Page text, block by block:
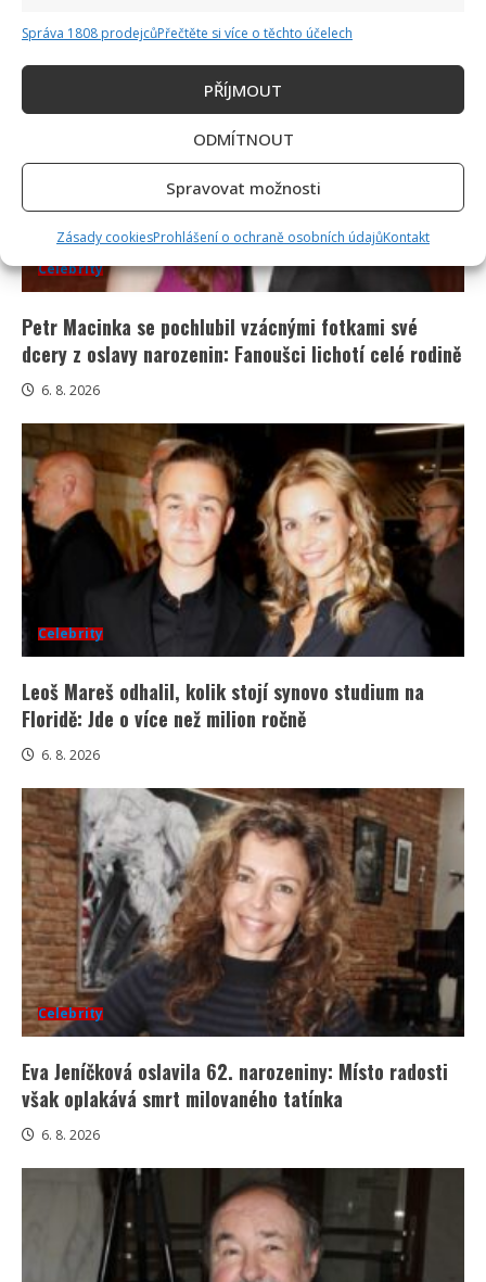
Správa 1808 prodejcůPřečtěte si více o těchto účelech
PŘÍJMOUT
ODMÍTNOUT
Spravovat možnosti
Zásady cookiesProhlášení o ochraně osobních údajůKontakt
Celebrity
Petr Macinka se pochlubil vzácnými fotkami své
dcery z oslavy narozenin: Fanoušci lichotí celé rodině
6. 8. 2026
Celebrity
Leoš Mareš odhalil, kolik stojí synovo studium na
Floridě: Jde o více než milion ročně
6. 8. 2026
Celebrity
Eva Jeníčková oslavila 62. narozeniny: Místo radosti
však oplakává smrt milovaného tatínka
6. 8. 2026